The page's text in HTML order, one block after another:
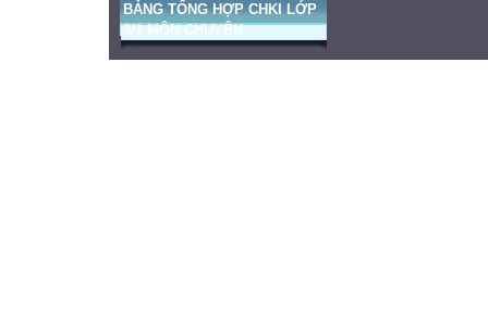
BẢNG TỔNG HỢP CHKI LỚP
3/1 MÔN CHUYÊN